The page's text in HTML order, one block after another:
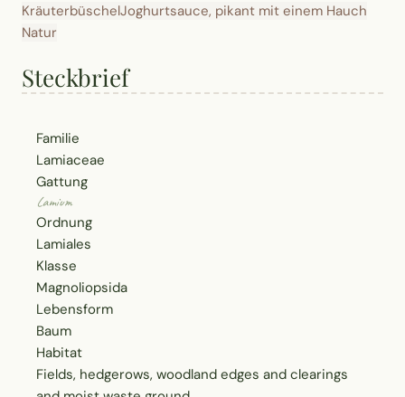
KräuterbüschelJoghurtsauce, pikant mit einem Hauch
Natur
Steckbrief
Familie
Lamiaceae
Gattung
Lamium
Ordnung
Lamiales
Klasse
Magnoliopsida
Lebensform
Baum
Habitat
Fields, hedgerows, woodland edges and clearings